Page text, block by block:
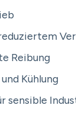
Reibung
Kühlung
sensible